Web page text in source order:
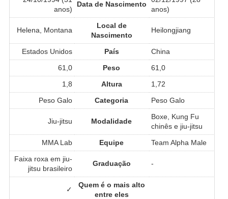
anos)
Data de Nascimento
anos)
Helena, Montana
Local de
Nascimento
Heilongjiang
Estados Unidos País
China
61,0
Peso
61,0
1,8
Altura
1,72
Peso Galo
Categoria Peso Galo
Jiu-jitsu Modalidade
Boxe, Kung Fu
chinês e jiu-jitsu
MMA Lab
Equipe
Team Alpha Male
Faixa roxa em jiu-
jitsu brasileiro
Graduação -
✓
Quem é o mais alto
entre eles